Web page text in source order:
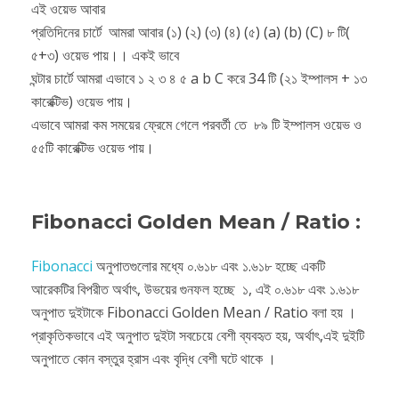
এই ওয়েভ আবার
প্রতিদিনের চার্টে আমরা আবার (১) (২) (৩) (৪) (৫) (a) (b) (C) ৮ টি(
৫+৩) ওয়েভ পায়।। একই ভাবে
ঘন্টার চার্টে আমরা এভাবে ১ ২ ৩ ৪ ৫ a b C করে 34 টি (২১ ইম্পালস + ১৩
কারেক্টিভ) ওয়েভ পায়।
এভাবে আমরা কম সময়ের ফ্রেমে গেলে পরবর্তী তে ৮৯ টি ইম্পালস ওয়েভ ও
৫৫টি কারেক্টিভ ওয়েভ পায়।
Fibonacci Golden Mean / Ratio :
Fibonacci অনুপাতগুলোর মধ্যে ০.৬১৮ এবং ১.৬১৮ হচ্ছে একটি
আরেকটির বিপরীত অর্থাৎ, উভয়ের গুনফল হচ্ছে ১, এই ০.৬১৮ এবং ১.৬১৮
অনুপাত দুইটাকে Fibonacci Golden Mean / Ratio বলা হয় ।
প্রাকৃতিকভাবে এই অনুপাত দুইটা সবচেয়ে বেশী ব্যবহৃত হয়, অর্থাৎ,এই দুইটি
অনুপাতে কোন বস্তুর হ্রাস এবং বৃদ্ধি বেশী ঘটে থাকে ।